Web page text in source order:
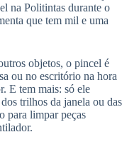
na Politintas durante o
que tem mil e uma
objetos, o pincel é
ou no escritório na hora
E tem mais: só ele
trilhos da janela ou das
para limpar peças